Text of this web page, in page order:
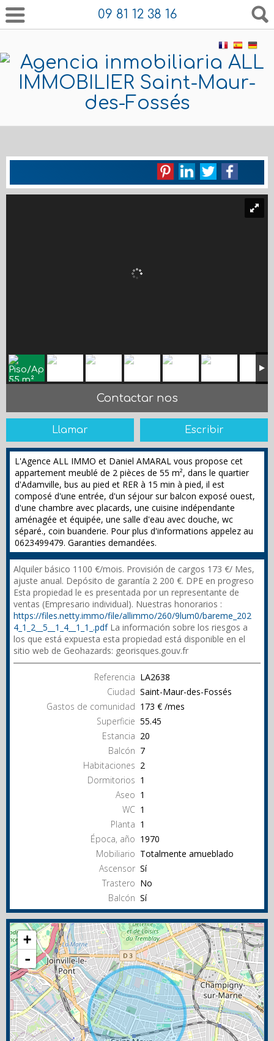
09 81 12 38 16
Contactar nos
Llamar Escribir
L'Agence ALL IMMO et Daniel AMARAL vous propose cet
appartement meublé de 2 pièces de 55 m², dans le quartier
d'Adamville, bus au pied et RER à 15 min à pied, il est
composé d'une entrée, d'un séjour sur balcon exposé ouest,
d'une chambre avec placards, une cuisine indépendante
aménagée et équipée, une salle d'eau avec douche, wc
séparé., coin buanderie. Pour plus d'informations appelez au
0623499479. Garanties demandées.
Alquiler básico 1100 €/mois. Provisión de cargos 173 €/ Mes,
ajuste anual. Depósito de garantía 2 200 €. DPE en progreso
Esta propiedad le es presentada por un representante de
ventas (Empresario individual). Nuestras honorarios :
https://files.netty.immo/file/allimmo/260/9lum0/bareme_202
4_1_2__5__1_4__1_1_.pdfLa información sobre los riesgos a
los que está expuesta esta propiedad está disponible en el
sitio web de Geohazards: georisques.gouv.fr
Referencia LA2638
Ciudad Saint-Maur-des-Fossés
Gastos de comunidad 173 € /mes
Superficie 55.45
Estancia 20
Balcón 7
Habitaciones 2
Dormitorios 1
Aseo 1
WC 1
Planta 1
Época, año 1970
Mobiliario Totalmente amueblado
Ascensor Sí
Trastero No
Balcón Sí
+
-